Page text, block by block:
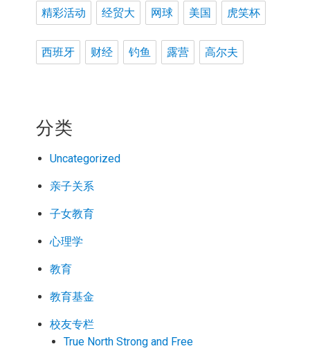
精彩活动 经贸大 网球 美国 虎笑杯
西班牙 财经 钓鱼 露营 高尔夫
分类
Uncategorized
亲子关系
子女教育
心理学
教育
教育基金
校友专栏
True North Strong and Free